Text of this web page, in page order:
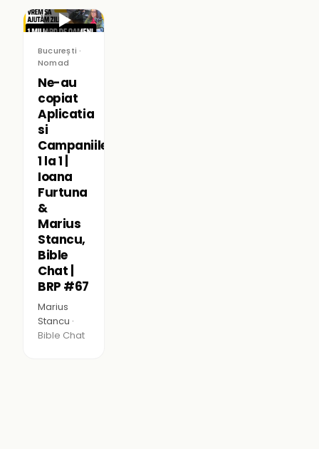
▶
București ·
Nomad
Ne-au
copiat
Aplicatia
si
Campaniile
1 la 1 |
Ioana
Furtuna
&
Marius
Stancu,
Bible
Chat |
BRP #67
Marius
Stancu ·
Bible Chat